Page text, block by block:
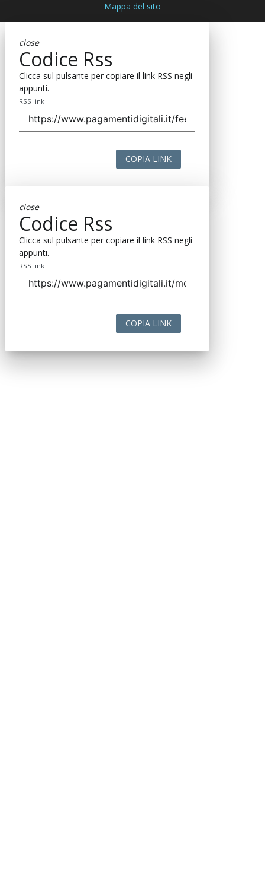
Mappa del sito
close
Codice Rss
Clicca sul pulsante per copiare il link RSS negli
appunti.
RSS link
COPIA LINK
close
Codice Rss
Clicca sul pulsante per copiare il link RSS negli
appunti.
RSS link
COPIA LINK